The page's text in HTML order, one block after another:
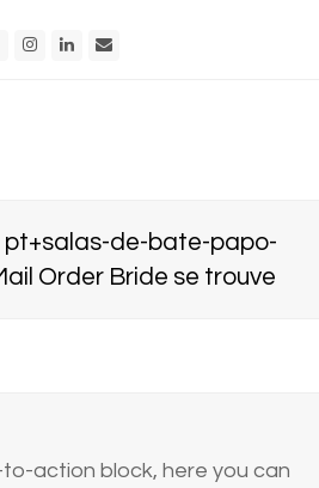
FacebookInstagram
LinkedIn
pt+salas-de-bate-papo-
Order Bride se trouve
action block, here you can